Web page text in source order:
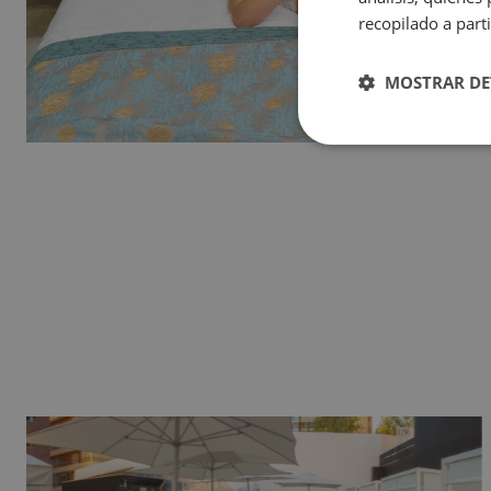
Magic Natura Animal & Waterpark Polynesian Lodge Resort
Hôtel Magic Rock Gardens
Hôtel Villa España
Hôtel Boutique Villa Venecia
Hôtel Villa del Mar
recopilado a
MOSTRAR